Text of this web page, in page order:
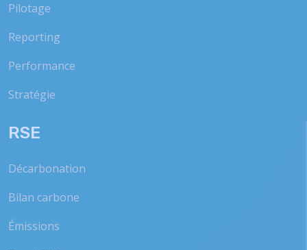
Pilotage
Reporting
Performance
Stratégie
RSE
Décarbonation
Bilan carbone
Émissions